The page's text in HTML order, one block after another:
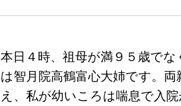
本日４時、祖母が満９５歳で
は智月院高鶴富心大姉です。
え、私が幼いころは喘息で入